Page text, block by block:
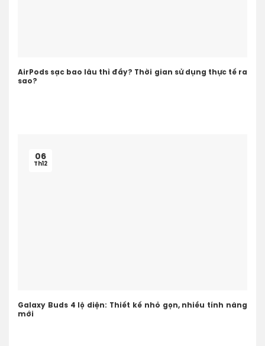
AirPods sạc bao lâu thì đầy? Thời gian sử dụng thực tế ra
sao?
Galaxy Buds 4 lộ diện: Thiết kế nhỏ gọn, nhiều tính năng
mới
06
Th12